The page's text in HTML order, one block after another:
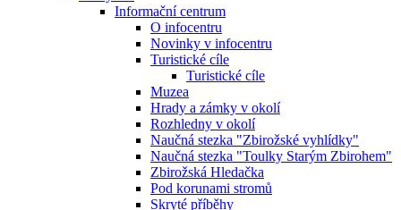
Informační centrum
O infocentru
Novinky v infocentru
Turistické cíle
Turistické cíle
Muzea
Hrady a zámky v okolí
Rozhledny v okolí
Naučná stezka "Zbirožské vyhlídky"
Naučná stezka "Toulky Starým Zbirohem"
Zbirožská Hledačka
Pod korunami stromů
Skryté příběhy